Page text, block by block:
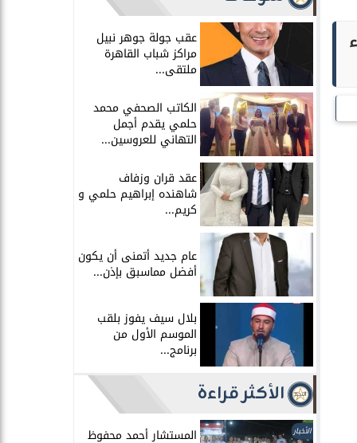
عقب جولة جوهر نبيل
مراكز شباب القاهرة
ملتقى...
الكاتب الصحفي محمد
حلمي يقدم أجمل
التهاني للعروسين...
عقد قران وزفاف
شاهنده إبراهيم حلمي و
كريم...
عام جديد أتمنى أن يكون
أفضل مماسبق بإذن...
بلال سيف يفوز بلقب
الموسم الأول من
برنامج...
الأكثر قراءة
الأخبار المستشار أحمد محفوظ